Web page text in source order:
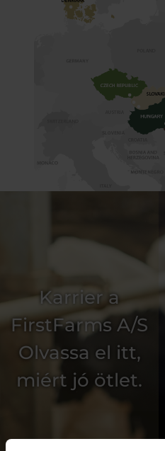
Karrier a
FirstFarms A/S
Olvassa el itt,
miért jó ötlet.